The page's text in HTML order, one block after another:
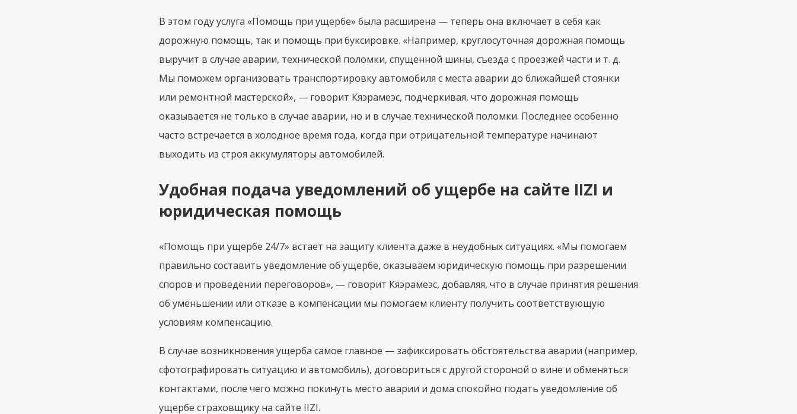
В этом году услуга «Помощь при ущербе» была расширена — теперь она включает в себя как
дорожную помощь, так и помощь при буксировке. «Например, круглосуточная дорожная помощь
выручит в случае аварии, технической поломки, спущенной шины, съезда с проезжей части и т. д.
Мы поможем организовать транспортировку автомобиля с места аварии до ближайшей стоянки
или ремонтной мастерской», — говорит Кяэрамеэс, подчеркивая, что дорожная помощь
оказывается не только в случае аварии, но и в случае технической поломки. Последнее особенно
часто встречается в холодное время года, когда при отрицательной температуре начинают
выходить из строя аккумуляторы автомобилей.
Удобная подача уведомлений об ущербе на сайте IIZI и
юридическая помощь
«Помощь при ущербе 24/7» встает на защиту клиента даже в неудобных ситуациях. «Мы помогаем
правильно составить уведомление об ущербе, оказываем юридическую помощь при разрешении
споров и проведении переговоров», — говорит Кяэрамеэс, добавляя, что в случае принятия решения
об уменьшении или отказе в компенсации мы помогаем клиенту получить соответствующую
условиям компенсацию.
В случае возникновения ущерба самое главное — зафиксировать обстоятельства аварии (например,
сфотографировать ситуацию и автомобиль), договориться с другой стороной о вине и обменяться
контактами, после чего можно покинуть место аварии и дома спокойно подать уведомление об
ущербе страховщику на сайте IIZI.